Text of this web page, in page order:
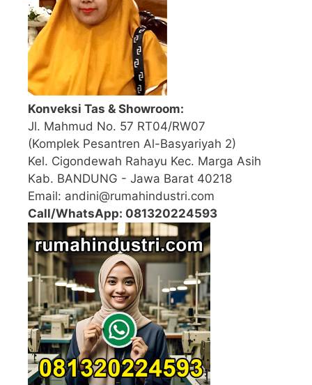
Konveksi Tas & Showroom:
Jl. Mahmud No. 57 RT04/RW07
(Komplek Pesantren Al-Basyariyah 2)
Kel. Cigondewah Rahayu Kec. Marga Asih
Kab. BANDUNG - Jawa Barat 40218
Email: andini@rumahindustri.com
Call/WhatsApp: 081320224593